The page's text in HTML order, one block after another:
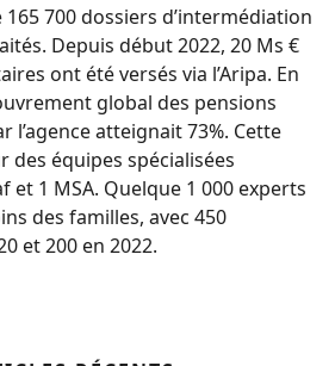
165 700 dossiers d’intermédiation
Depuis début 2022, 20 Ms €
ont été versés via l’Aripa. En
global des pensions
l’agence atteignait 73%. Cette
des équipes spécialisées
et 1 MSA. Quelque 1 000 experts
des familles, avec 450
et 200 en 2022.